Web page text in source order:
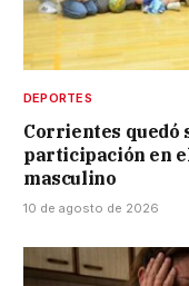
DEPORTES
Corrientes quedó
participación en
masculino
10 de agosto de 2026